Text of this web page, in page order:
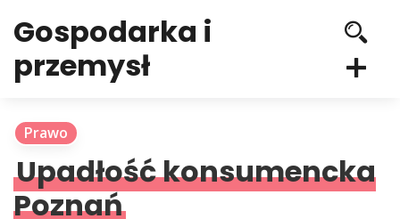
Gospodarka i
przemysł
Prawo
Upadłość konsumencka
Poznań